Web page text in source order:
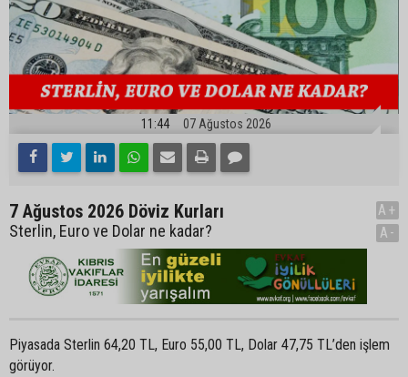
11:44 07 Ağustos 2026
7 Ağustos 2026 Döviz Kurları
Sterlin, Euro ve Dolar ne kadar?
A+
A-
Piyasada Sterlin 64,20 TL, Euro 55,00 TL, Dolar 47,75 TL’den işlem
görüyor.